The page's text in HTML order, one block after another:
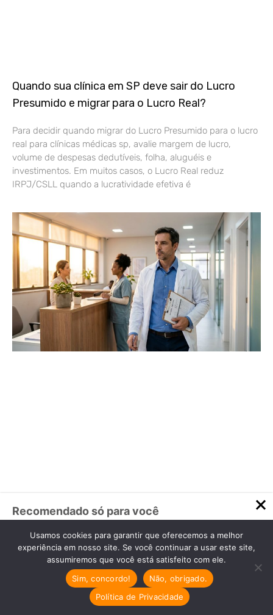
Quando sua clínica em SP deve sair do Lucro
Presumido e migrar para o Lucro Real?
Para decidir quando migrar do Lucro Presumido para o lucro
real para clínicas médicas sp, avalie margem de lucro,
volume de despesas dedutíveis, folha, aluguéis e
investimentos. Em muitos casos, o Lucro Real reduz
IRPJ/CSLL quando a lucratividade efetiva é
evitar processos de secretárias e técnicos em
2026
Em 2026, o maior gatilho de passivo trabalhista clínicas
médicas em SJC é a folha de pagamento mal estruturada:
funções sem descrição, banco de horas informal, adicionais
ignorados e registros inconsistentes. Com rotinas e
Recomendado só para você
Encerramento de Atividades da
Empresa Odontológica: Guia
Completo
Encerramento legal de clínicas
odontológicas: Evite problemas com passos
Usamos cookies para garantir que oferecemos a melhor
experiência em nosso site. Se você continuar a usar este site,
assumiremos que você está satisfeito com ele.
Sim, concordo!
Não, obrigado.
Política de Privacidade